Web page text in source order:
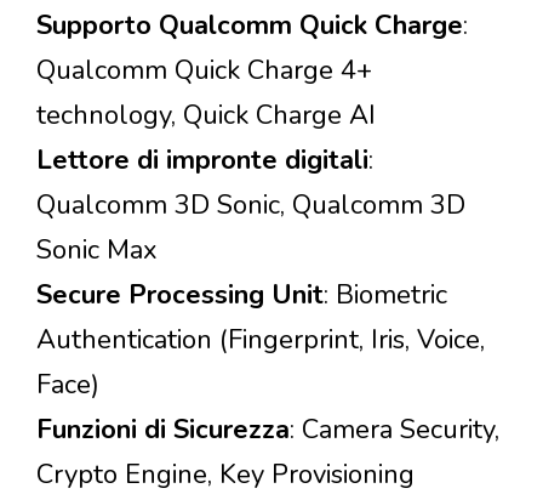
Supporto Qualcomm Quick Charge:
Qualcomm Quick Charge 4+
technology, Quick Charge AI
Lettore di impronte digitali:
Qualcomm 3D Sonic, Qualcomm 3D
Sonic Max
Secure Processing Unit: Biometric
Authentication (Fingerprint, Iris, Voice,
Face)
Funzioni di Sicurezza: Camera Security,
Crypto Engine, Key Provisioning